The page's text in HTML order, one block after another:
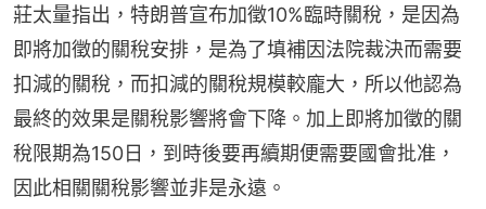
莊太量指出，特朗普宣布加徵10%臨時關稅，是因為
即將加徵的關稅安排，是為了填補因法院裁決而需要
扣減的關稅，而扣減的關稅規模較龐大，所以他認為
最終的效果是關稅影響將會下降。加上即將加徵的關
稅限期為150日，到時後要再續期便需要國會批准，
因此相關關稅影響並非是永遠。